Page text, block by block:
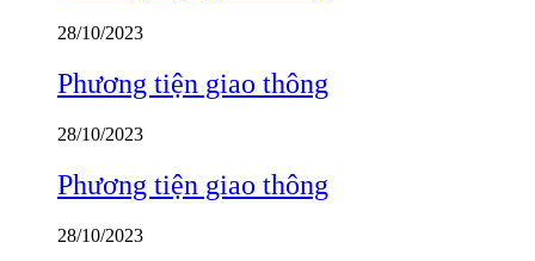
28/10/2023
Phương tiện giao thông
28/10/2023
Phương tiện giao thông
28/10/2023